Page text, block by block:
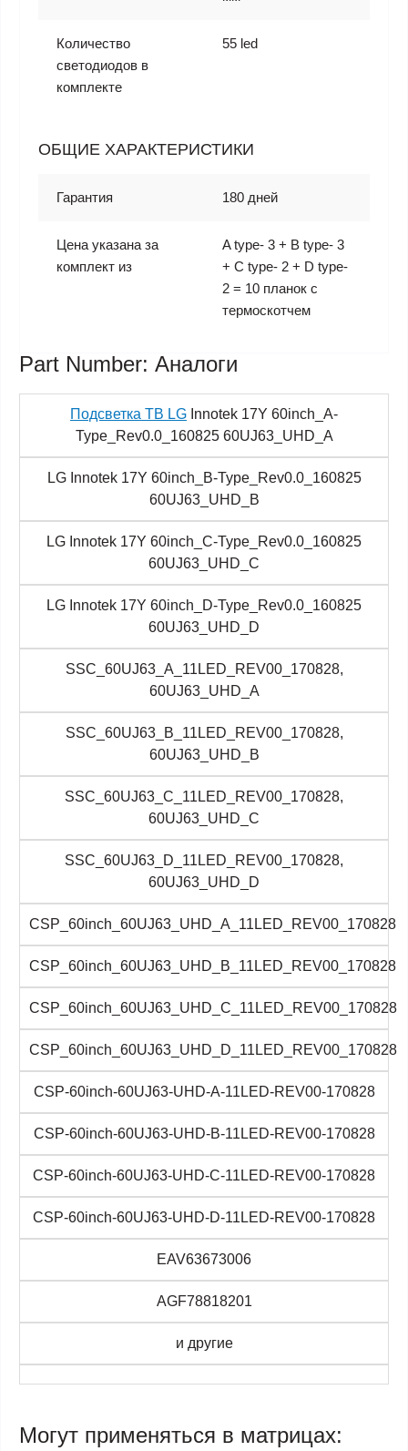
Количество
светодиодов в
комплекте
55 led
ОБЩИЕ ХАРАКТЕРИСТИКИ
Гарантия 180 дней
Цена указана за
комплект из
A type- 3 + B type- 3
+ C type- 2 + D type-
2 = 10 планок с
термоскотчем
Part Number: Аналоги
Подсветка ТВ LG Innotek 17Y 60inch_A-
Type_Rev0.0_160825 60UJ63_UHD_A
LG Innotek 17Y 60inch_B-Type_Rev0.0_160825
60UJ63_UHD_B
LG Innotek 17Y 60inch_C-Type_Rev0.0_160825
60UJ63_UHD_C
LG Innotek 17Y 60inch_D-Type_Rev0.0_160825
60UJ63_UHD_D
SSC_60UJ63_A_11LED_REV00_170828,
60UJ63_UHD_A
SSC_60UJ63_B_11LED_REV00_170828,
60UJ63_UHD_B
SSC_60UJ63_C_11LED_REV00_170828,
60UJ63_UHD_C
SSC_60UJ63_D_11LED_REV00_170828,
60UJ63_UHD_D
CSP_60inch_60UJ63_UHD_A_11LED_REV00_170828
CSP_60inch_60UJ63_UHD_B_11LED_REV00_170828
CSP_60inch_60UJ63_UHD_C_11LED_REV00_170828
CSP_60inch_60UJ63_UHD_D_11LED_REV00_170828
CSP-60inch-60UJ63-UHD-A-11LED-REV00-170828
CSP-60inch-60UJ63-UHD-B-11LED-REV00-170828
CSP-60inch-60UJ63-UHD-C-11LED-REV00-170828
CSP-60inch-60UJ63-UHD-D-11LED-REV00-170828
EAV63673006
AGF78818201
и другие
Могут применяться в матрицах: